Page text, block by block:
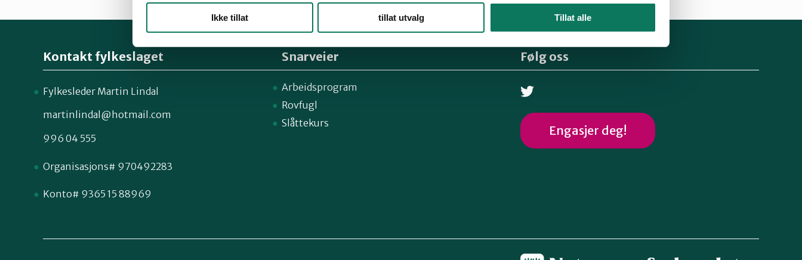
Ikke tillat tillat utvalg Tillat alle
Kontakt fylkeslaget
Fylkesleder Martin Lindal
martinlindal@hotmail.com
996 04 555
Organisasjons# 970492283
Konto# 9365 15 88969
Snarveier
Arbeidsprogram
Rovfugl
Slåttekurs
Følg oss
Engasjer deg!